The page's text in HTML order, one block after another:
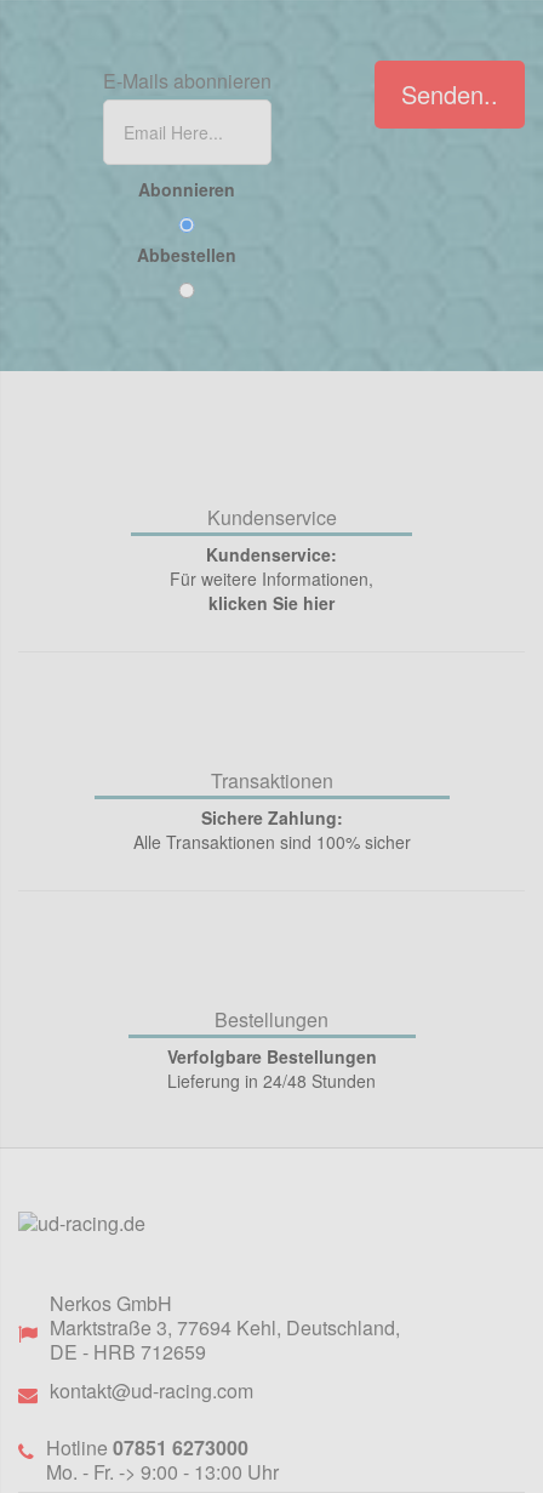
E-Mails abonnieren
Abonnieren
Abbestellen
Senden..
Kundenservice
Kundenservice:
Für weitere Informationen,
klicken Sie hier
Transaktionen
Sichere Zahlung:
Alle Transaktionen sind 100% sicher
Bestellungen
Verfolgbare Bestellungen
Lieferung in 24/48 Stunden
Nerkos GmbH
Marktstraße 3, 77694 Kehl, Deutschland,
DE - HRB 712659
kontakt@ud-racing.com
Hotline 07851 6273000
Mo. - Fr. -> 9:00 - 13:00 Uhr